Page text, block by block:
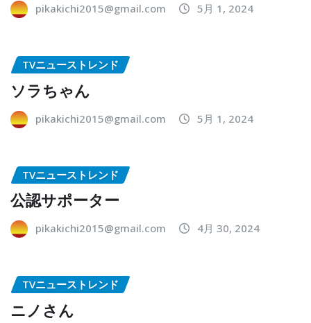
pikakichi2015@gmail.com 5月 1, 2024
TVニューストレンド
ソラちゃん
pikakichi2015@gmail.com 5月 1, 2024
TVニューストレンド
公認サポーター
pikakichi2015@gmail.com 4月 30, 2024
TVニューストレンド
ニノさん